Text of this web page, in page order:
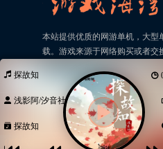
本站提供优质的网游单机，大型
载。游戏来源于网络购买或者交
© 2026游戏海湾本次查询请
探故知
浅影阿/汐音社
探故知